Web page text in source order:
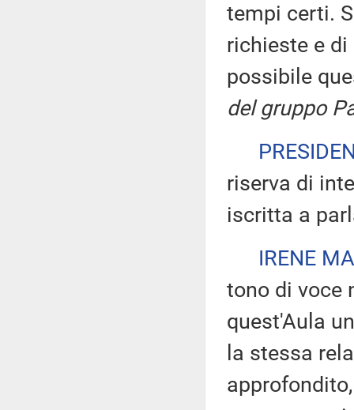
tempi certi.
richieste e
possibile
del gruppo
riserva di
iscritta a
IRENE
tono di voce
quest'Aula
la stessa